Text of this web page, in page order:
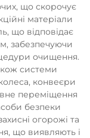
що скорочує
матеріали
що відповідає
забезпечуючи
очищення.
системи
конвеєри
переміщення
безпеки
огорожі та
що виявляють і